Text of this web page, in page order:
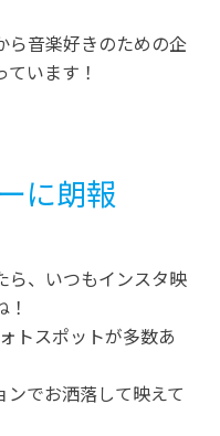
ら音楽好きのための企
います！
に朗報
ら、いつもインスタ映
トスポットが多数あ
でお洒落して映えて